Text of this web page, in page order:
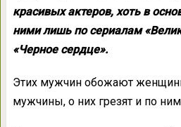
красивых актеров, хоть в
ними лишь по сериалам
«Черное сердце».
Этих мужчин обожают
мужчины, о них грезят и по ним